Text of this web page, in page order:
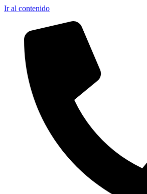
Ir al contenido